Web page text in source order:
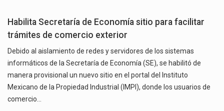
Habilita Secretaría de Economía sitio para facilitar
trámites de comercio exterior
Debido al aislamiento de redes y servidores de los sistemas
informáticos de la Secretaría de Economía (SE), se habilitó de
manera provisional un nuevo sitio en el portal del Instituto
Mexicano de la Propiedad Industrial (IMPI), donde los usuarios de
comercio…